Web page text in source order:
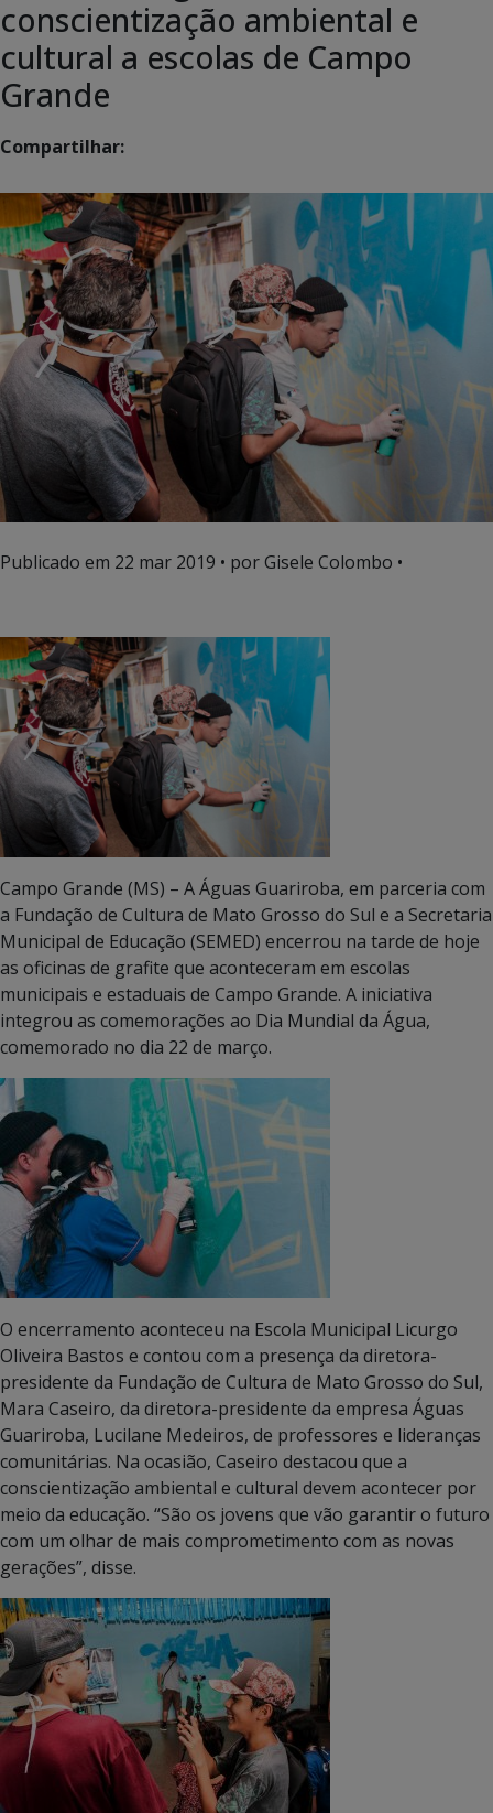
conscientização ambiental e
cultural a escolas de Campo
Grande
Compartilhar:
Publicado em 22 mar 2019 • por Gisele Colombo •
Campo Grande (MS) – A Águas Guariroba, em parceria com
a Fundação de Cultura de Mato Grosso do Sul e a Secretaria
Municipal de Educação (SEMED) encerrou na tarde de hoje
as oficinas de grafite que aconteceram em escolas
municipais e estaduais de Campo Grande. A iniciativa
integrou as comemorações ao Dia Mundial da Água,
comemorado no dia 22 de março.
O encerramento aconteceu na Escola Municipal Licurgo
Oliveira Bastos e contou com a presença da diretora-
presidente da Fundação de Cultura de Mato Grosso do Sul,
Mara Caseiro, da diretora-presidente da empresa Águas
Guariroba, Lucilane Medeiros, de professores e lideranças
comunitárias. Na ocasião, Caseiro destacou que a
conscientização ambiental e cultural devem acontecer por
meio da educação. “São os jovens que vão garantir o futuro
com um olhar de mais comprometimento com as novas
gerações”, disse.